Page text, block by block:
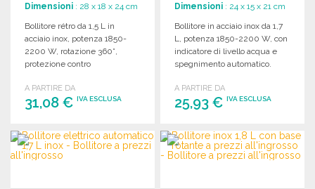
Dimensioni : 28 x 18 x 24 cm
Bollitore rétro da 1,5 L in
acciaio inox, potenza 1850-
2200 W, rotazione 360°,
protezione contro
spegnimento automatico.
A PARTIRE DA
31,08 € IVA ESCLUSA
ORDINARE
Richiedi un preventivo
Dimensioni : 24 x 15 x 21 cm
Bollitore in acciaio inox da 1,7
L, potenza 1850-2200 W, con
indicatore di livello acqua e
spegnimento automatico.
A PARTIRE DA
25,93 €IVA ESCLUSA
ORDINARE
Richiedi un preventivo